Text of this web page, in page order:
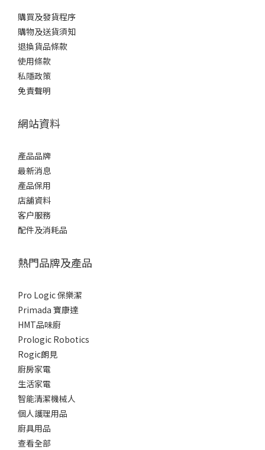
購買及發貨程序
購物及送貨須知
退換貨品條款
使用條款
私隱政策
免責聲明
網站資料
產品品牌
最新消息
產品保用
店舖資料
客户服務
配件及消耗品
熱門品牌及產品
Pro Logic 保樂潔
Primada 寶康達
HMT品味廚
Prologic Robotics
Rogic朗見
廚房家電
生活家電
智能清潔機械人
個人護理用品
廚具用品
查看全部